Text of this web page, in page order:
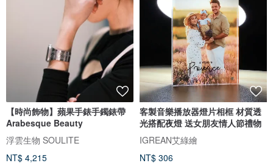
【時尚飾物】蘋果手錶手鐲錶帶
Arabesque Beauty
浮雲生物 SOULITE
NT$ 4,215
客製音樂播放器燈片相框 材質透
光搭配夜燈 送女朋友情人節禮物
IGREAN艾綠繪
NT$ 306